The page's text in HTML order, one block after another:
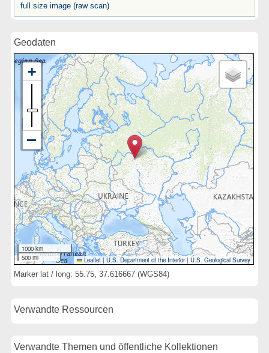
full size image (raw scan)
Geodaten
1000 km
500 mi
Leaflet | U.S. Department of the Interior|U.S. Geological Survey
Marker lat / long: 55.75, 37.616667 (WGS84)
Verwandte Ressourcen
Verwandte Themen und öffentliche Kollektionen